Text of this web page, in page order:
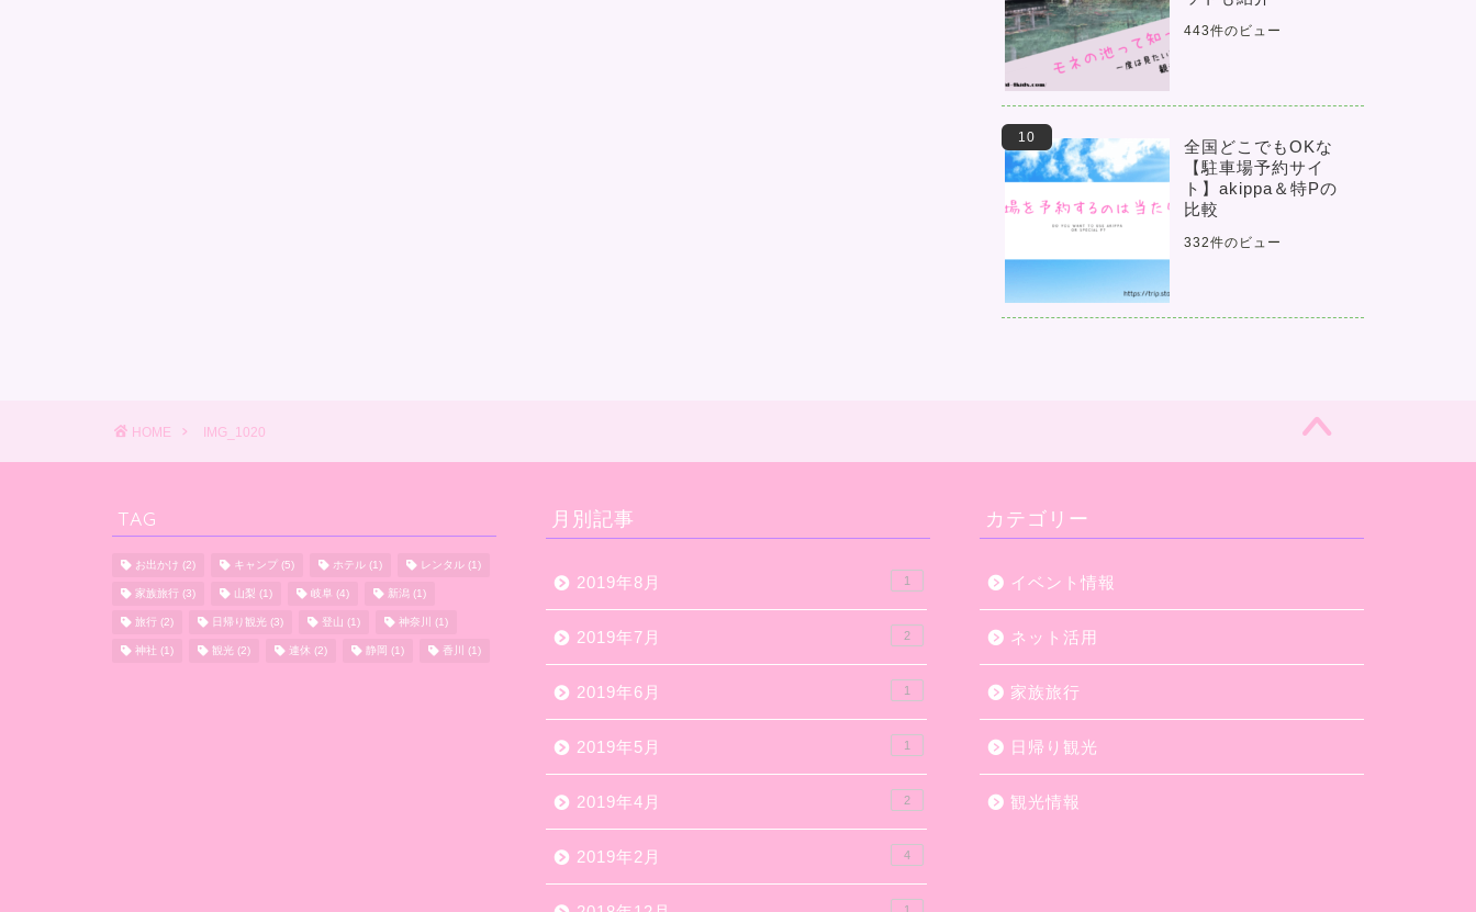
443件のビュー
全国どこでもOKな
【駐車場予約サイ
ト】akippa＆特Pの
比較
332件のビュー
HOME IMG_1020
TAG
お出かけ (2) キャンプ (5) ホテル (1) レンタル (1)
家族旅行 (3) 山梨 (1) 岐阜 (4) 新潟 (1)
旅行 (2) 日帰り観光 (3) 登山 (1) 神奈川 (1)
神社 (1) 観光 (2) 連休 (2) 静岡 (1) 香川 (1)
月別記事
2019年8月 1
2019年7月 2
2019年6月 1
2019年5月 1
2019年4月 2
2019年2月 4
カテゴリー
イベント情報
ネット活用
家族旅行
日帰り観光
観光情報